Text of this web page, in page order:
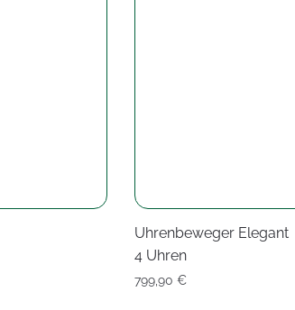
Uhrenbeweger Elegant
4 Uhren
799,90€